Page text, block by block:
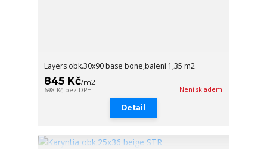
Layers obk.30x90 base bone,balení 1,35 m2
845 Kč/m2
698 Kč bez DPH Není skladem
Detail